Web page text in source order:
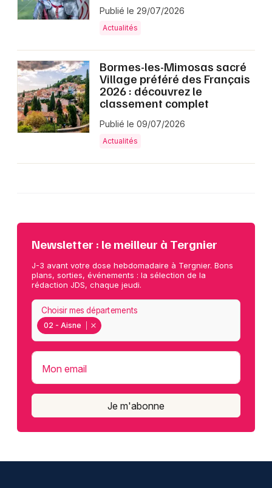
Publié le 29/07/2026
Actualités
Bormes-les-Mimosas sacré
Village préféré des Français
2026 : découvrez le
classement complet
Publié le 09/07/2026
Actualités
Newsletter : le meilleur à Tergnier
J-3 avant votre dose hebdomadaire à Tergnier. Bons
plans, sorties, événements : la sélection de la
rédaction JDS, chaque jeudi.
02 - Aisne
Choisir mes départements
Mon email
Je m'abonne